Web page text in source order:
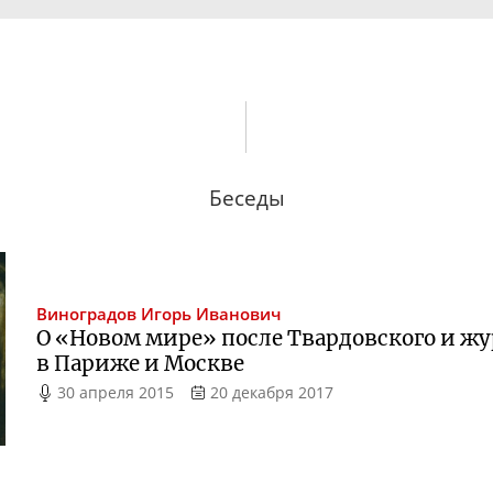
Беседы
Виноградов Игорь Иванович
О «Новом мире» после Твардовского и
в Париже и Москве
30 апреля 2015 20 декабря 2017